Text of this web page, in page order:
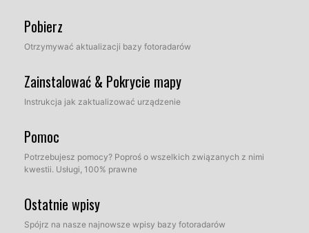
Pobierz
Otrzymywać aktualizacji bazy fotoradarów
Zainstalować & Pokrycie mapy
Instrukcja jak zaktualizować urządzenie
Pomoc
Potrzebujesz pomocy? Poproś o wszelkich związanych z nimi
kwestii. Usługi, 100% prawne
Ostatnie wpisy
Spójrz na nasze najnowsze wpisy bazy fotoradarów